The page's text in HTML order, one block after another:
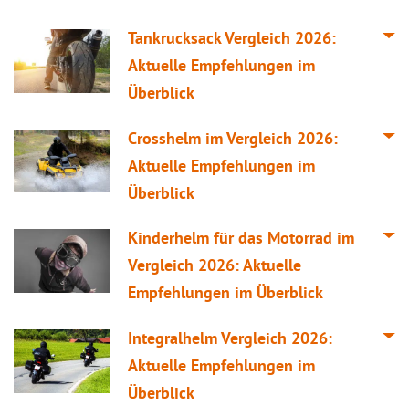
TankrucksackVergleich 2026:
Aktuelle Empfehlungen im
Überblick
Crosshelm imVergleich 2026:
Aktuelle Empfehlungen im
Überblick
Kinderhelm für das Motorrad im
Vergleich 2026: Aktuelle
Empfehlungen im Überblick
IntegralhelmVergleich 2026:
Aktuelle Empfehlungen im
Überblick